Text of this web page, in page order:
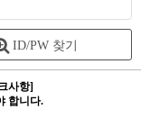
ID/PW 찾기
사항]
합니다.